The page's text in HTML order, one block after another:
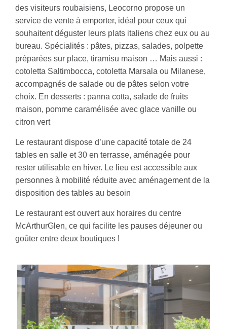
des visiteurs roubaisiens, Leocorno propose un
service de vente à emporter, idéal pour ceux qui
souhaitent déguster leurs plats italiens chez eux ou au
bureau. Spécialités : pâtes, pizzas, salades, polpette
préparées sur place, tiramisu maison … Mais aussi :
cotoletta Saltimbocca, cotoletta Marsala ou Milanese,
accompagnés de salade ou de pâtes selon votre
choix. En desserts : panna cotta, salade de fruits
maison, pomme caramélisée avec glace vanille ou
citron vert
Le restaurant dispose d’une capacité totale de 24
tables en salle et 30 en terrasse, aménagée pour
rester utilisable en hiver. Le lieu est accessible aux
personnes à mobilité réduite avec aménagement de la
disposition des tables au besoin
Le restaurant est ouvert aux horaires du centre
McArthurGlen, ce qui facilite les pauses déjeuner ou
goûter entre deux boutiques !